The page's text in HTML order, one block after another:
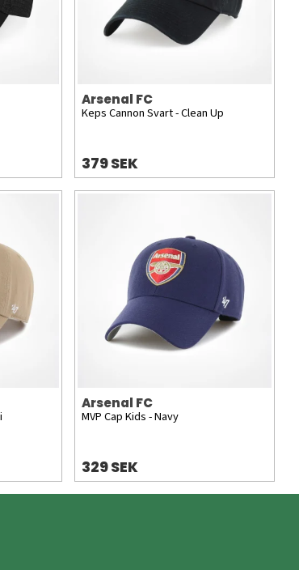
Arsenal FC
Keps Cannon Svart - Clean Up
379 SEK
Arsenal FC
MVP Cap Kids - Navy
329 SEK